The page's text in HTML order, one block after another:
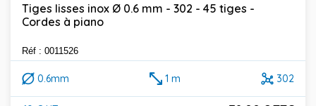
Tiges lisses inox Ø 0.6 mm - 302 - 45 tiges -
Cordes à piano
Réf : 0011526
0.6mm 1 m 302